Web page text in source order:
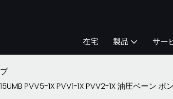
在宅 製品 サー
PVV5-1X PVV1-1X PVV2-1X 油圧ベーン ポ